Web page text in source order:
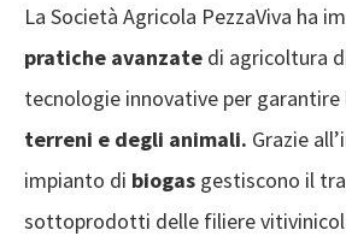
La Società Agricola PezzaViva ha
pratiche avanzate di agricoltura
tecnologie innovative per garantire
terreni e degli animali. Grazie
impianto di biogas gestiscono il
sottoprodotti delle filiere